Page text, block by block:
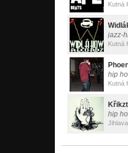
Kutná
jazz-
Kutná
hip
hip
Jihlava